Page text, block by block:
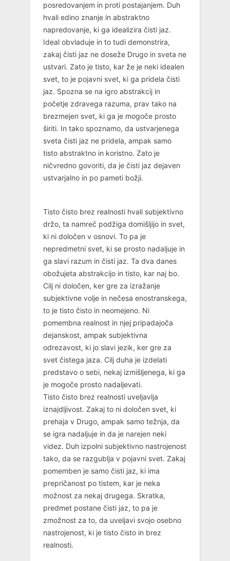
posredovanjem in proti postajanjem. Duh
hvali edino znanje in abstraktno
napredovanje, ki ga idealizira čisti jaz.
Ideal obvladuje in to tudi demonstrira,
zakaj čisti jaz ne doseže Drugo in sveta ne
ustvari. Zato je tisto, kar že je neki idealen
svet, to je pojavni svet, ki ga pridela čisti
jaz. Spozna se na igro abstrakcij in
početje zdravega razuma, prav tako na
brezmejen svet, ki ga je mogoče prosto
širiti. In tako spoznamo, da ustvarjenega
sveta čisti jaz ne pridela, ampak samo
tisto abstraktno in koristno. Zato je
ničvredno govoriti, da je čisti jaz dejaven
ustvarjalno in po pameti božji.
Tisto čisto brez realnosti hvali subjektivno
držo, ta namreč podžiga domišljijo in svet,
ki ni določen v osnovi. To pa je
nepredmetni svet, ki se prosto nadaljuje in
ga slavi razum in čisti jaz. Ta dva danes
obožujeta abstrakcijo in tisto, kar naj bo.
Cilj ni določen, ker gre za izražanje
subjektivne volje in nečesa enostranskega,
to je tisto čisto in neomejeno. Ni
pomembna realnost in njej pripadajoča
dejanskost, ampak subjektivna
odrezavost, ki jo slavi jezik, ker gre za
svet čistega jaza. Cilj duha je izdelati
predstavo o sebi, nekaj izmišljenega, ki ga
je mogoče prosto nadaljevati.
Tisto čisto brez realnosti uveljavlja
iznajdljivost. Zakaj to ni določen svet, ki
prehaja v Drugo, ampak samo težnja, da
se igra nadaljuje in da je narejen neki
videz. Duh izpolni subjektivno nastrojenost
tako, da se razgublja v pojavni svet. Zakaj
pomemben je samo čisti jaz, ki ima
prepričanost po tistem, kar je neka
možnost za nekaj drugega. Skratka,
predmet postane čisti jaz, to pa je
zmožnost za to, da uveljavi svojo osebno
nastrojenost, ki je tisto čisto in brez
realnosti.